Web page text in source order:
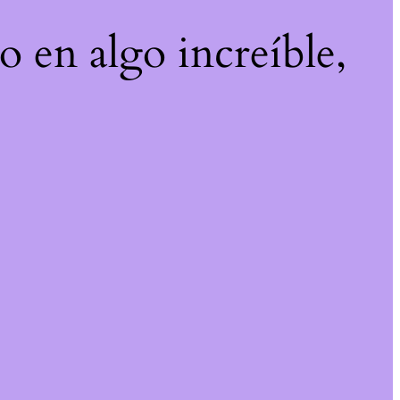
en algo increíble,